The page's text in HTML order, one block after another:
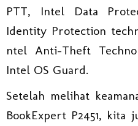
PTT, Intel Data
Identity Protection
ntel Anti-Theft
Intel OS Guard.
Setelah melihat
BookExpert P2451, kita